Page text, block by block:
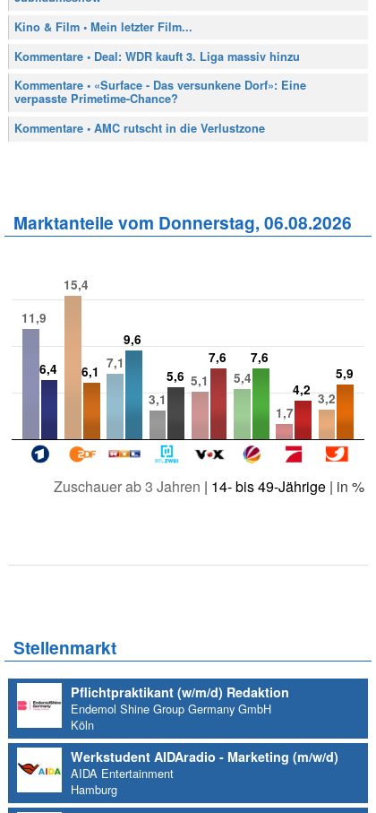
Kino & Film • Mein letzter Film...
Kommentare • Deal: WDR kauft 3. Liga massiv hinzu
Kommentare • «Surface - Das versunkene Dorf»: Eine
verpasste Primetime-Chance?
Kommentare • AMC rutscht in die Verlustzone
Marktanteile vom Donnerstag, 06.08.2026
11,9
15,4
7,1
3,1
5,1 5,4
1,7
3,2
6,4 6,1
9,6
5,6
7,6
7,6
4,2
5,9
Zuschauer ab 3 Jahren | 14- bis 49-Jährige| in %
Stellenmarkt
Pflichtpraktikant (w/m/d) Redaktion
Endemol Shine Group Germany GmbH
Köln
Werkstudent AIDAradio - Marketing (m/w/d)
AIDA Entertainment
Hamburg